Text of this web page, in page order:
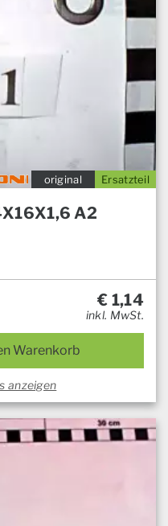
Ersatzteil
original
A2
€ 1,14
inkl. MwSt.
Warenkorb
anzeigen